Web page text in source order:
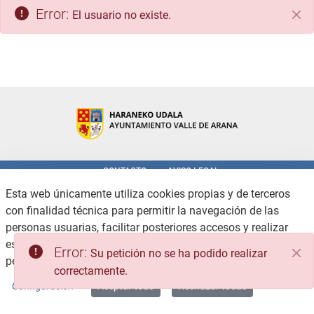
Error: El usuario no existe.
CONTACTO
AVISO LEGAL
POLÍTICA DE PRIVACIDAD
POLÍTICA DE COOKIES
ACCESIBILIDAD
CANAL DE DENUNCIAS
Copyright © 2026 / Excmo. valledearana | Todos los derechos reservados.
Esta web únicamente utiliza cookies propias y de terceros
con finalidad técnica para permitir la navegación de las
personas usuarias, facilitar posteriores accesos y realizar
estadísticas de uso, no recabando ni cediendo datos
personales. Consulte la Política de privacidad
Configuración
Error: Su petición no se ha podido realizar
correctamente.